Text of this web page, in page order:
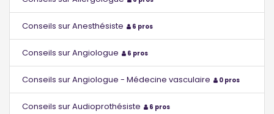
Conseils sur Anesthésiste 6 pros
Conseils sur Angiologue 6 pros
Conseils sur Angiologue - Médecine vasculaire 0 pros
Conseils sur Audioprothésiste 6 pros